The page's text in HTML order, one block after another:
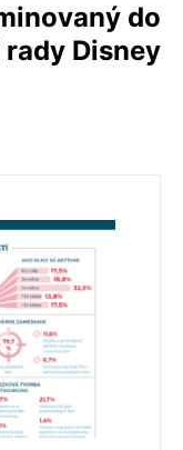
do
Disney